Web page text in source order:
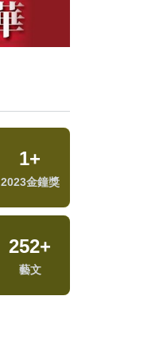
1+
2023金鐘獎
252+
藝文